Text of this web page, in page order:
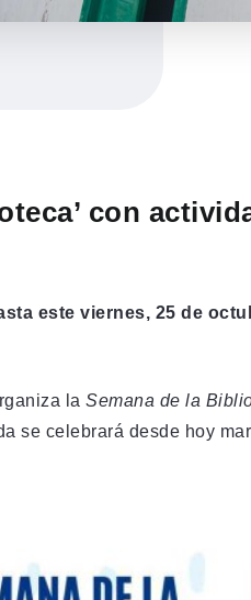
con
este viernes, 25 de
la Semana de la
se celebrará desde hoy